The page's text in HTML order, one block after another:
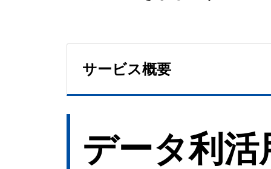
サービス概要
データ利